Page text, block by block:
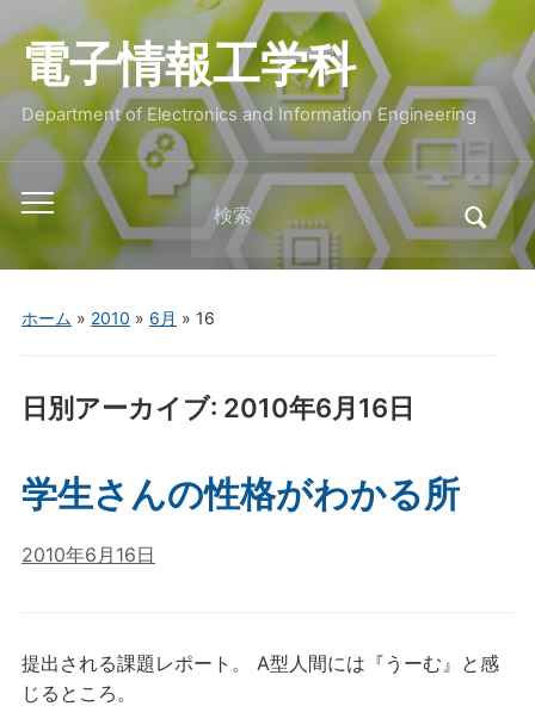
電子情報工学科
Department of Electronics and Information Engineering
Toggle
mobile
menu
Search
for:
ホーム » 2010 » 6月 » 16
日別アーカイブ: 2010年6月16日
学生さんの性格がわかる所
2010年6月16日
提出される課題レポート。 A型人間には『うーむ』と感
じるところ。